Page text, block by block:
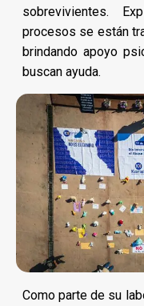
sobrevivientes.
procesos se están
brindando apoyo
buscan ayuda.
Como parte de su